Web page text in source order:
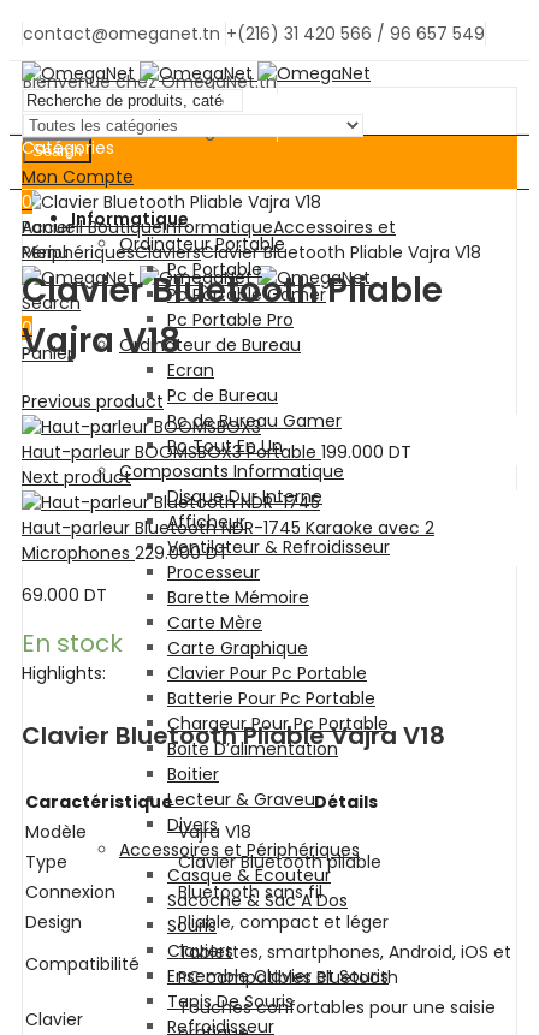
contact@omeganet.tn +(216) 31 420 566 / 96 657 549
Bienvenue chez OmegaNet.tn
Bienvenue chez OmegaNet.tn
Search
Mon Compte
0
Panier
Menu
Search
0
Panier
Catégories
Informatique
Ordinateur Portable
Pc Portable
Pc Portable Gamer
Pc Portable Pro
Ordinateur de Bureau
Ecran
Pc de Bureau
Pc de Bureau Gamer
Pc Tout En Un
Composants Informatique
Disque Dur Interne
Afficheur
Ventilateur & Refroidisseur
Processeur
Barette Mémoire
Carte Mère
Carte Graphique
Clavier Pour Pc Portable
Batterie Pour Pc Portable
Chargeur Pour Pc Portable
Boite D’alimentation
Boitier
Lecteur & Graveur
Divers
Accessoires et Périphériques
Casque & Écouteur
Sacoche & Sac A Dos
Souris
Claviers
Ensemble Clavier et Souris
Tapis De Souris
Refroidisseur
AccueilBoutiqueInformatiqueAccessoires et
PériphériquesClaviersClavier Bluetooth Pliable Vajra V18
Clavier Bluetooth Pliable
Vajra V18
Previous product
Haut-parleur BOOMSBOX3 Portable 199.000 DT
Next product
Haut-parleur Bluetooth NDR-1745 Karaoke avec 2
Microphones 229.000DT
69.000 DT
En stock
Highlights:
Clavier Bluetooth Pliable Vajra V18
Caractéristique
Détails
Modèle
Vajra V18
Type
Clavier Bluetooth pliable
Connexion
Bluetooth sans fil
Design
Pliable, compact et léger
Compatibilité
Tablettes, smartphones, Android, iOS et
PC compatibles Bluetooth
Clavier
Touches confortables pour une saisie